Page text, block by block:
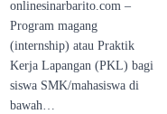
onlinesinarbarito.com –
Program magang
(internship) atau Praktik
Kerja Lapangan (PKL) bagi
siswa SMK/mahasiswa di
bawah…